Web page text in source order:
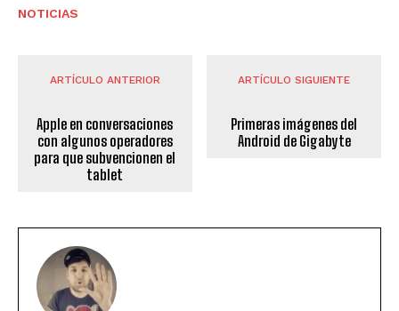
NOTICIAS
ARTÍCULO ANTERIOR
Apple en conversaciones
con algunos operadores
para que subvencionen el
tablet
ARTÍCULO SIGUIENTE
Primeras imágenes del
Android de Gigabyte